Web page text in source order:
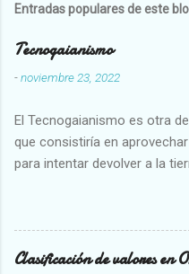
Entradas populares de este
Tecnogaianismo
-noviembre 23, 2022
El Tecnogaianismo es otra
que consistiría en
para intentar devolver a la
Clasificación de valores en